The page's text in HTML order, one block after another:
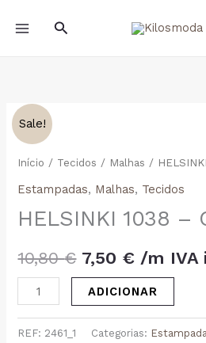
Search
Sale!
Início / Tecidos / Malhas /
Estampadas, Malhas, Tecidos
HELSINKI 1038 –
10,80€ O
preço
original
7,50 €O
preço
atual
/m IVA
Quantidade
de
HELSINKI
ADICIONAR
REF: 2461_1 Categorias: